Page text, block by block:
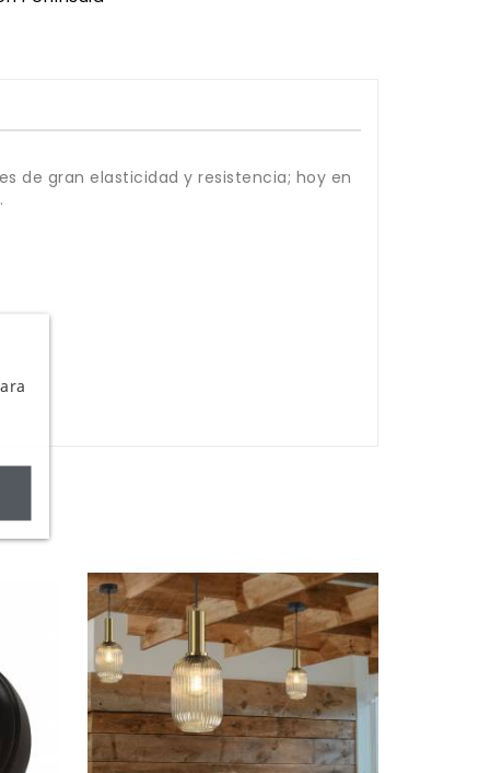
de gran elasticidad y resistencia; hoy en